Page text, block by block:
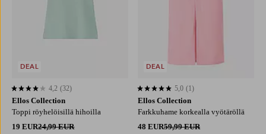
Ellos Collection
Toppi röyhelöisillä hihoilla
19 EUR24,99 EUR
4,2 perustuen 32 arvosanaan
4,2 (32)
DEAL
Ellos Collection
Farkkuhame korkealla vyötäröllä
48 EUR59,99 EUR
5,0 perustuen 1 arvosanaan
5,0 (1)
DEAL